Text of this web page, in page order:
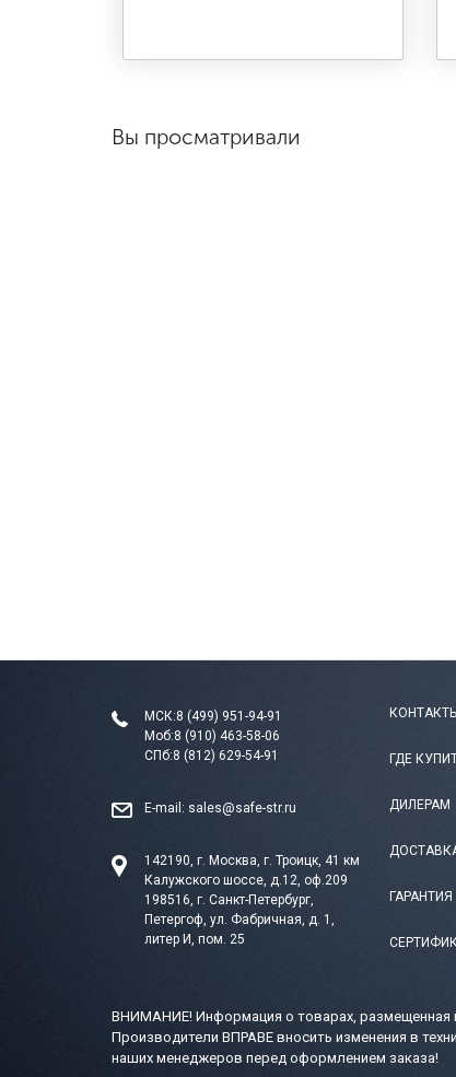
Вы просматривали
МСК:8 (499) 951-94-91
Моб:8 (910) 463-58-06
СПб:8 (812) 629-54-91
E-mail: sales@safe-str.ru
142190, г. Москва, г. Троицк, 41 км
Калужского шоссе, д.12, оф.209
198516, г. Санкт-Петербург,
Петергоф, ул. Фабричная, д. 1,
литер И, пом. 25
КОНТАКТЫ
ГДЕ
ДИЛЕРАМ
ГАРАНТИЯ
ВНИМАНИЕ! Информация о товарах, размещенная
Производители ВПРАВЕ вносить изменения в
наших менеджеров перед оформлением заказа!